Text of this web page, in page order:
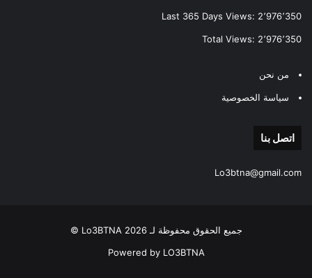
Last 365 Days Views: 2٬976٬350
Total Views: 2٬976٬350
من نحن
سياسة الخصوصية
اتصل بنا
Lo3btna@gmail.com
جميع الحقوق محفوظة لـ Lo3BTNA 2026 ©
Powered by LO3BTNA